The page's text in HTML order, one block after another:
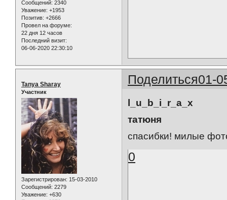
Сообщений: 2340
Уважение: +1953
Позитив: +2666
Провел на форуме:
22 дня 12 часов
Последний визит:
06-06-2020 22:30:10
Поделиться01-
Tanya Sharay
Участник
Зарегистрирован: 15-03-2010
Сообщений: 2279
Уважение: +630
l_u_b_i_r_a_x
татюня
спасибки! милые
0